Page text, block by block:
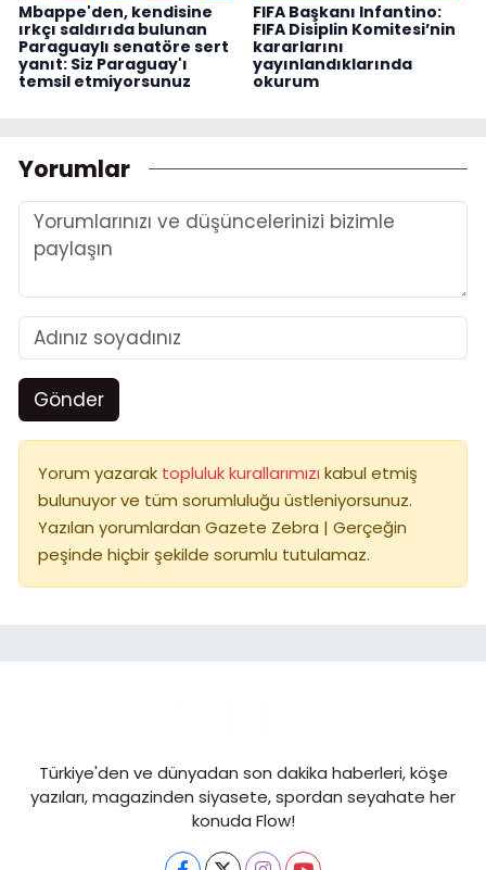
Mbappe'den, kendisine
ırkçı saldırıda bulunan
Paraguaylı senatöre sert
yanıt: Siz Paraguay'ı
temsil etmiyorsunuz
FIFA Başkanı Infantino:
FIFA Disiplin Komitesi’nin
kararlarını
yayınlandıklarında
okurum
Yorumlar
Gönder
Yorum yazarak topluluk kurallarımızı kabul etmiş
bulunuyor ve tüm sorumluluğu üstleniyorsunuz.
Yazılan yorumlardan Gazete Zebra | Gerçeğin
peşinde hiçbir şekilde sorumlu tutulamaz.
Türkiye'den ve dünyadan son dakika haberleri, köşe
yazıları, magazinden siyasete, spordan seyahate her
konuda Flow!